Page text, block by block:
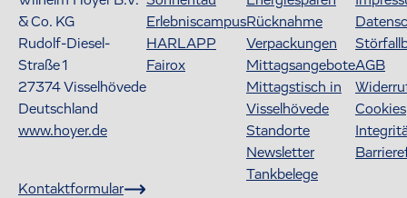
& Co. KG
Rudolf-Diesel-
Straße 1
27374Visselhövede
Deutschland
www.hoyer.de
Kontaktformular
Erlebniscampus
HARLAPP
Fairox
Rücknahme
Verpackungen
Mittagsangebote
Mittagstisch in
Visselhövede
Standorte
Newsletter
Tankbelege
AGB
Cookies